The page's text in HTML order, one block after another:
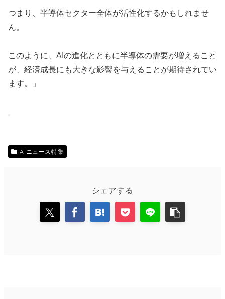
つまり、半導体セクター全体が活性化するかもしれませ
ん。
このように、AIの進化とともに半導体の需要が増えること
が、経済成長にも大きな影響を与えることが期待されてい
ます。」
AIニュース特集
シェアする